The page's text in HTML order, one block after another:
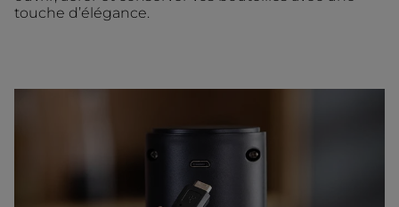
touche d’élégance.